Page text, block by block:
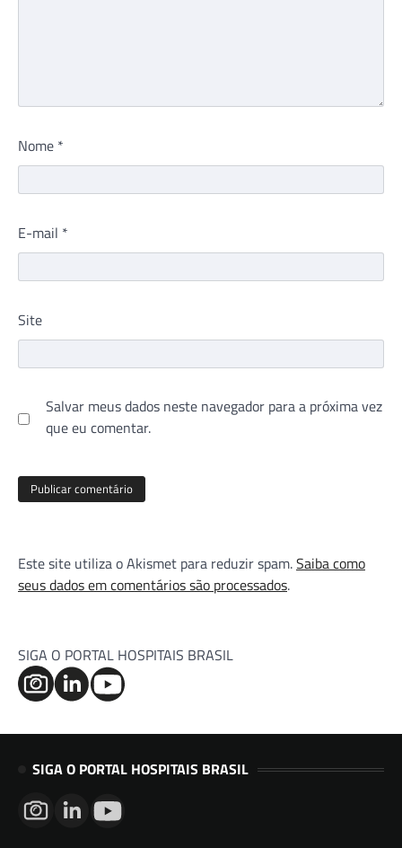
Nome *
E-mail *
Site
Salvar meus dados neste navegador para a próxima vez
que eu comentar.
Este site utiliza o Akismet para reduzir spam.Saiba como
seus dados em comentários são processados.
SIGA O PORTAL HOSPITAIS BRASIL
SIGA O PORTAL HOSPITAIS BRASIL